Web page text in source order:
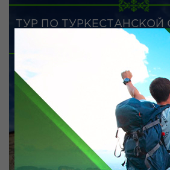
ТУР ПО ТУРКЕСТАНСКОЙ
СТУДЕНТОВ
от 16000
Заказать тур